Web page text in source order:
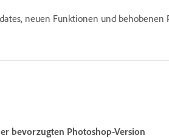
neuen Funktionen und behobenen
bevorzugten Photoshop-Version